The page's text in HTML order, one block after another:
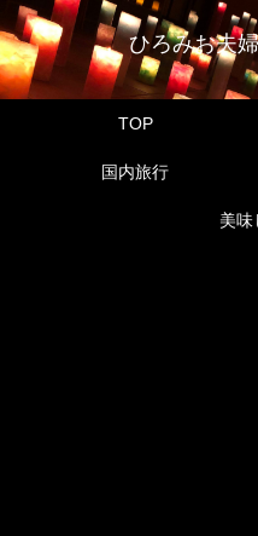
ひろみお夫
TOP
国内旅行
美味